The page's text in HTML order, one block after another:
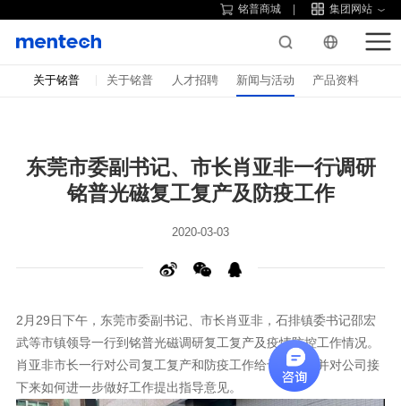
铭普商城 集团网站
关于铭普 关于铭普 人才招聘 新闻与活动 产品资料
铭普光磁复工复产及防疫工作
2020-03-03
2 月 29日下午， 东莞市委副书记、市长肖亚非， 石排
武等市镇领导一行到铭普光磁调研复工复产及疫情防控工作情况。
肖亚非市长一行对公司复工复产和防疫工作给予肯定，并对公司接
下来如何进一步做好工作提出指导意见。